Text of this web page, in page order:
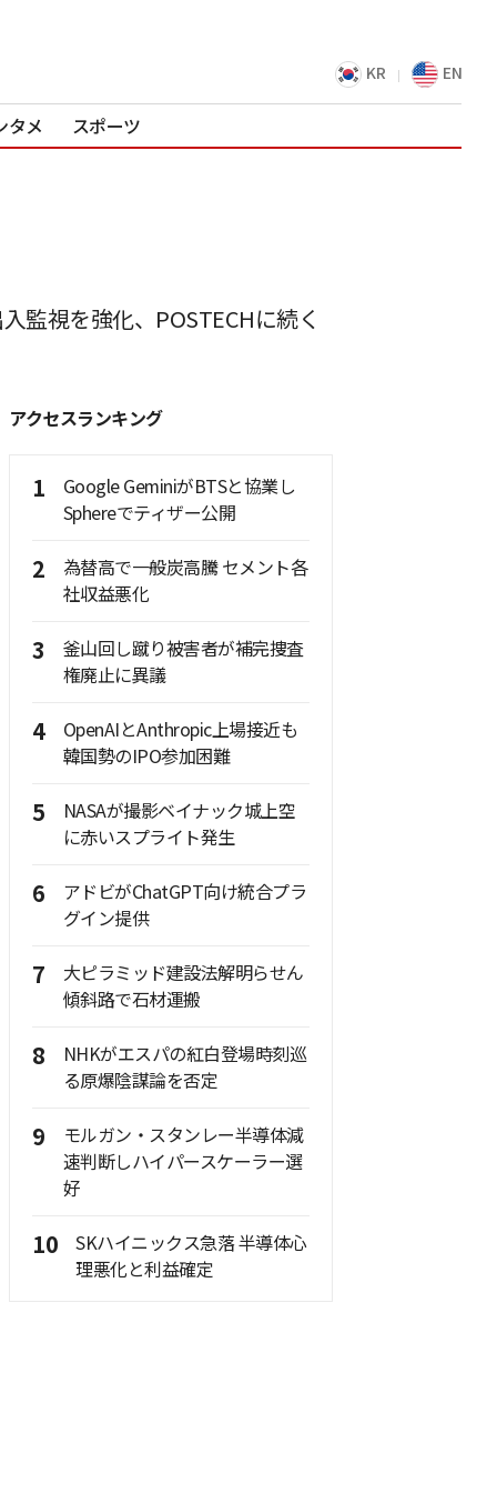
KR EN
タメ スポーツ
監視を強化、POSTECHに続く
アクセスランキング
1
Google GeminiがBTSと協業し
Sphereでティザー公開
2
為替高で一般炭高騰 セメント各
社収益悪化
3
釜山回し蹴り被害者が補完捜査
権廃止に異議
4
OpenAIとAnthropic上場接近も
韓国勢のIPO参加困難
5
NASAが撮影ベイナック城上空
に赤いスプライト発生
6
アドビがChatGPT向け統合プラ
グイン提供
7
大ピラミッド建設法解明らせん
傾斜路で石材運搬
8
NHKがエスパの紅白登場時刻巡
る原爆陰謀論を否定
9
モルガン・スタンレー半導体減
速判断しハイパースケーラー選
好
10
SKハイニックス急落 半導体心
理悪化と利益確定